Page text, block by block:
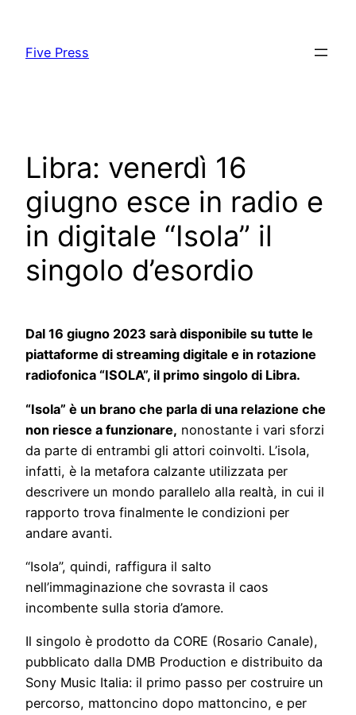
content
Five Press
Libra: venerdì 16
giugno esce in radio e
in digitale “Isola” il
singolo d’esordio
Dal 16 giugno 2023 sarà disponibile su tutte le
piattaforme di streaming digitale e in rotazione
radiofonica “ISOLA”, il primo singolo di Libra.
“Isola” è un brano che parla di una relazione che
non riesce a funzionare, nonostante i vari sforzi
da parte di entrambi gli attori coinvolti. L’isola,
infatti, è la metafora calzante utilizzata per
descrivere un mondo parallelo alla realtà, in cui il
rapporto trova finalmente le condizioni per
andare avanti.
“Isola”, quindi, raffigura il salto
nell’immaginazione che sovrasta il caos
incombente sulla storia d’amore.
Il singolo è prodotto da CORE (Rosario Canale),
pubblicato dalla DMB Production e distribuito da
Sony Music Italia: il primo passo per costruire un
percorso, mattoncino dopo mattoncino, e per